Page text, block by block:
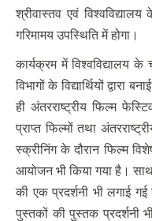
श्रीवास्तव एवं
गरिमामय उपस्थिति में होगा।
कार्यक्रम में विश्वविद्यालय
विभागों के विद्यार्थियों द्वारा
ही अंतरराष्ट्रीय फिल्म
प्राप्त फिल्मों तथा
स्क्रीनिंग के दौरान फिल्म
आयोजन भी किया गया है। साथ
की एक प्रदर्शनी भी लगाई
पुस्तकों की पुस्तक प्रदर्शनी